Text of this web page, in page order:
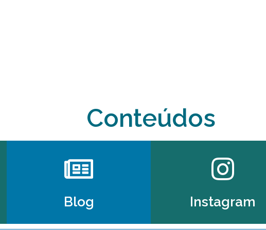
Conteúdos
Blog Instagram